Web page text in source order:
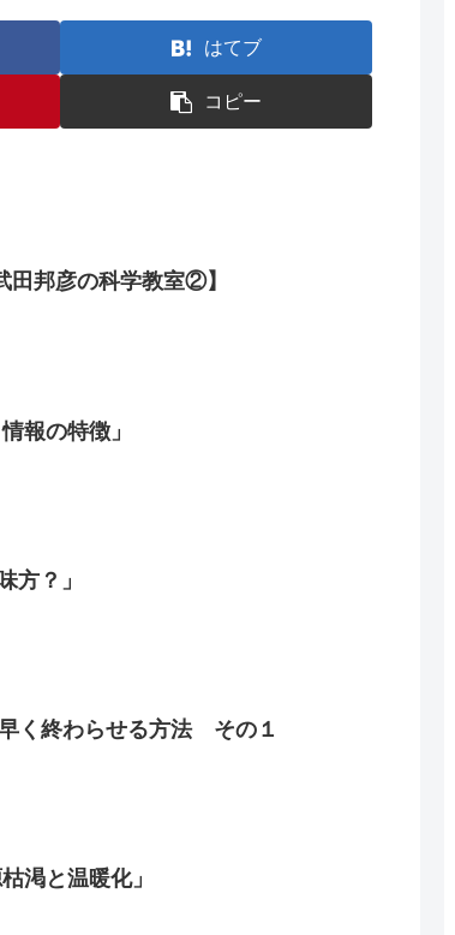
はてブ
コピー
田邦彦の科学教室②】
報の特徴」
方？」
く終わらせる方法 その１
渇と温暖化」